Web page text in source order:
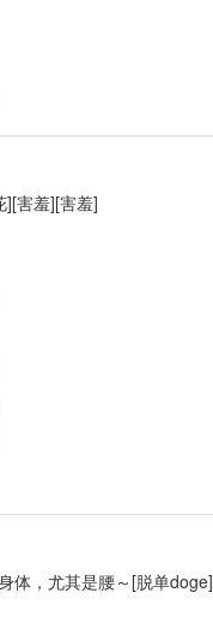
][害羞][害羞]
体，尤其是腰～[脱单doge]